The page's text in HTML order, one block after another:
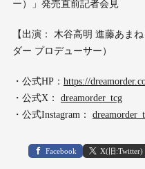
ー）」発売直前記者会見
【出演： 木谷高明 進藤あま
ダー プロデューサー）
・公式HP： https://
・公式X： dreamorder_tcg
・公式Instagram：
Facebook X(旧:Twitter)